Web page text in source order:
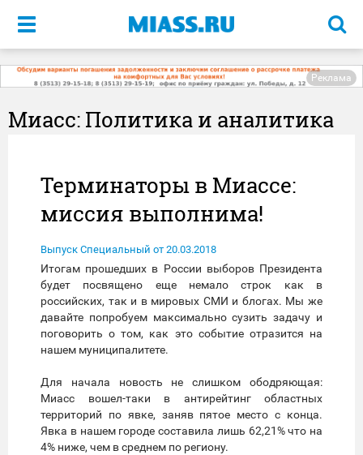
Меню
Реклама
Миасс: Политика и аналитика
Терминаторы в Миассе:
миссия выполнима!
Выпуск Специальный от 20.03.2018
Итогам прошедших в России выборов Президента
будет посвящено еще немало строк как в
российских, так и в мировых СМИ и блогах. Мы же
давайте попробуем максимально сузить задачу и
поговорить о том, как это событие отразится на
нашем муниципалитете.
Для начала новость не слишком ободряющая:
Миасс вошел-таки в антирейтинг областных
территорий по явке, заняв пятое место с конца.
Явка в нашем городе составила лишь 62,21% что на
4% ниже, чем в среднем по региону.